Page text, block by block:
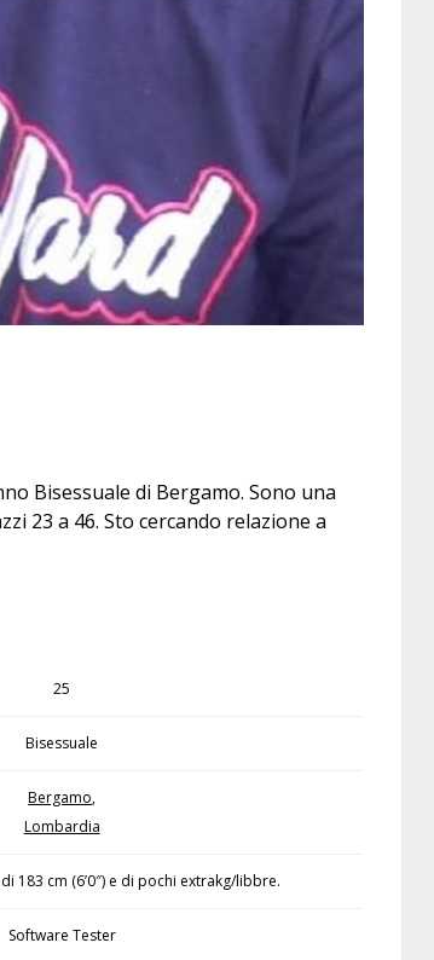
Bisessuale di Bergamo. Sono una
23 a 46. Sto cercando relazione a
25
Bisessuale
Bergamo,
Lombardia
183 cm (6’0″) e di pochi extrakg/libbre.
Software Tester